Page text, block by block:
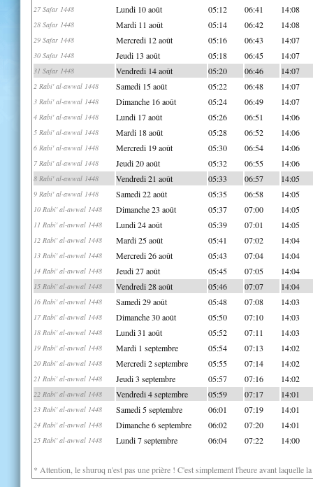
27 Safar 1448 Lundi 10 août 05:12 06:41 14:08
28 Safar 1448 Mardi 11 août 05:14 06:42 14:08
29 Safar 1448 Mercredi 12 août 05:16 06:43 14:07
30 Safar 1448 Jeudi 13 août 05:18 06:45 14:07
31 Safar 1448 Vendredi 14 août 05:20 06:46 14:07
2 Rabi' al-awwal 1448 Samedi 15 août 05:22 06:48 14:07
3 Rabi' al-awwal 1448 Dimanche 16 août 05:24 06:49 14:07
4 Rabi' al-awwal 1448 Lundi 17 août 05:26 06:51 14:06
5 Rabi' al-awwal 1448 Mardi 18 août 05:28 06:52 14:06
6 Rabi' al-awwal 1448 Mercredi 19 août 05:30 06:54 14:06
7 Rabi' al-awwal 1448 Jeudi 20 août 05:32 06:55 14:06
8 Rabi' al-awwal 1448 Vendredi 21 août 05:33 06:57 14:05
9 Rabi' al-awwal 1448 Samedi 22 août 05:35 06:58 14:05
10 Rabi' al-awwal 1448 Dimanche 23 août 05:37 07:00 14:05
11 Rabi' al-awwal 1448 Lundi 24 août 05:39 07:01 14:05
12 Rabi' al-awwal 1448 Mardi 25 août 05:41 07:02 14:04
13 Rabi' al-awwal 1448 Mercredi 26 août 05:43 07:04 14:04
14 Rabi' al-awwal 1448 Jeudi 27 août 05:45 07:05 14:04
15 Rabi' al-awwal 1448 Vendredi 28 août 05:46 07:07 14:04
16 Rabi' al-awwal 1448 Samedi 29 août 05:48 07:08 14:03
17 Rabi' al-awwal 1448 Dimanche 30 août 05:50 07:10 14:03
18 Rabi' al-awwal 1448 Lundi 31 août 05:52 07:11 14:03
19 Rabi' al-awwal 1448 Mardi 1 septembre 05:54 07:13 14:02
20 Rabi' al-awwal 1448 Mercredi 2 septembre 05:55 07:14 14:02
21 Rabi' al-awwal 1448 Jeudi 3 septembre 05:57 07:16 14:02
22 Rabi' al-awwal 1448 Vendredi 4 septembre 05:59 07:17 14:01
23 Rabi' al-awwal 1448 Samedi 5 septembre 06:01 07:19 14:01
24 Rabi' al-awwal 1448 Dimanche 6 septembre 06:02 07:20 14:01
25 Rabi' al-awwal 1448 Lundi 7 septembre 06:04 07:22 14:00
* Attention, le shuruq n'est pas une prière ! C'est simplement l'heure avant laquelle